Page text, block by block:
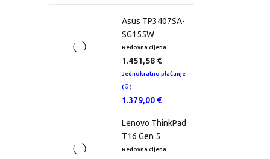
Asus TP3407SA-
SG155W
Redovna cijena
1.451,58 €
Jednokratno plaćanje
(
)
1.379,00 €
Lenovo ThinkPad
T16 Gen 5
Redovna cijena